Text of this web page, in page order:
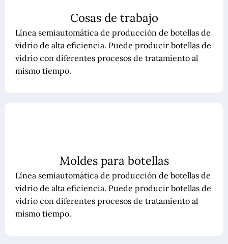
Cosas de trabajo
Línea semiautomática de producción de botellas de
vidrio de alta eficiencia. Puede producir botellas de
vidrio con diferentes procesos de tratamiento al
mismo tiempo.
Moldes para botellas
Línea semiautomática de producción de botellas de
vidrio de alta eficiencia. Puede producir botellas de
vidrio con diferentes procesos de tratamiento al
mismo tiempo.